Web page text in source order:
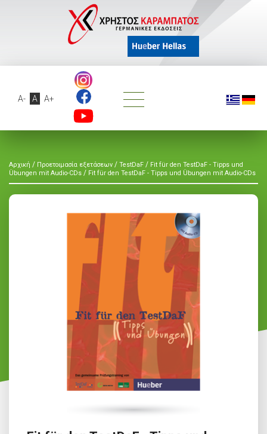
A- A A+
Αρχική / Προετοιμασία εξετάσεων / TestDaF / Fit für den TestDaF - Tipps und
Übungen mit Audio-CDs / Fit für den TestDaF - Tipps und Übungen mit Audio-CDs